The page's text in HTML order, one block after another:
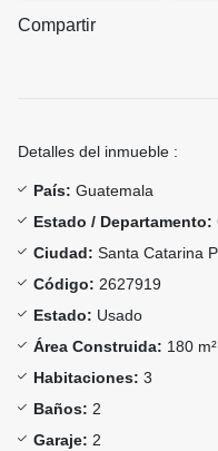
Compartir
Detalles del inmueble :
País: Guatemala
Estado / Departamento:
Ciudad: Santa Catarina
Código: 2627919
Estado: Usado
Área Construida: 180 m²
Habitaciones: 3
Baños: 2
Garaje: 2